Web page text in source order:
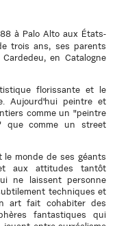
à Palo Alto aux États-
trois ans, ses parents
en Catalogne
florissante et le
Aujourd'hui peintre et
comme un "peintre
que comme un street
monde de ses géants
aux attitudes tantôt
ne laissent personne
techniques et
art fait cohabiter des
fantastiques qui